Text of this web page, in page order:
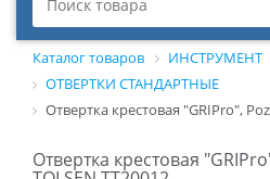
Каталог товаров ИНСТРУМЕНТ
ОТВЕРТКИ СТАНДАРТНЫЕ
Отвертка крестовая "GRIPro",
Отвертка крестовая